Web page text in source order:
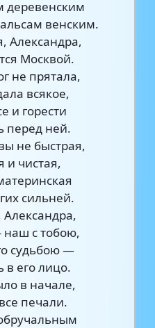
деревенским
венским.
Александра,
Москвой.
не прятала,
всякое,
и горести
перед ней.
не быстрая,
и чистая,
сильней.
наш с тобою,
судьбою —
в его лицо.
в начале,
печали.